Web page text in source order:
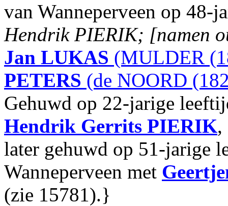
van Wanneperveen op
Hendrik PIERIK; [namen
Jan LUKAS (MULDER
PETERS (de NOORD
Gehuwd op 22-jarige
Hendrik Gerrits PIERIK,
later gehuwd op 51-jarige
Wanneperveen met
(zie 15781).}